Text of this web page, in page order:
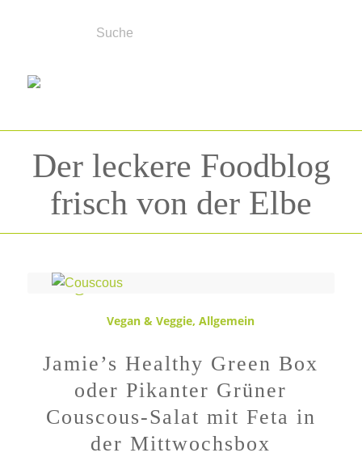
Der leckere Foodblog
frisch von der Elbe
Schlagwortarchiv für:
Vegan & Veggie,Allgemein
Jamie’s Healthy Green Box
oder Pikanter Grüner
Couscous-Salat mit Feta in
der Mittwochsbox